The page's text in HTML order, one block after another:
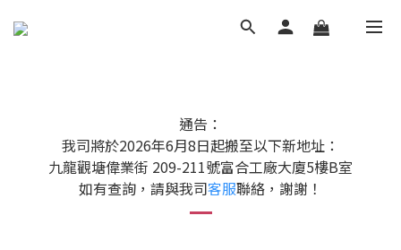
通告：
我司將於2026年6月8日起搬至以下新地址：
九龍觀塘偉業街 209-211號富合工廠大廈5樓B室
如有查詢，請與我司客服聯絡，謝謝！